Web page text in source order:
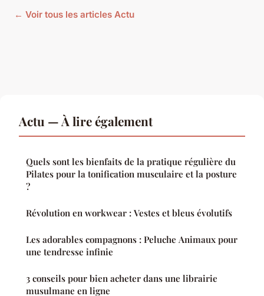
← Voir tous les articles Actu
Actu — À lire également
Quels sont les bienfaits de la pratique régulière du
Pilates pour la tonification musculaire et la posture
?
Révolution en workwear : Vestes et bleus évolutifs
Les adorables compagnons : Peluche Animaux pour
une tendresse infinie
3 conseils pour bien acheter dans une librairie
musulmane en ligne